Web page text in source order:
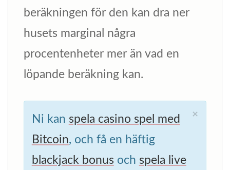
beräkningen för den kan dra ner
husets marginal några
procentenheter mer än vad en
löpande beräkning kan.
×
Ni kan spela casino spel med
Bitcoin, och få en häftig
blackjack bonus och spela live